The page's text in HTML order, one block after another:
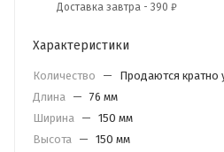
Доставка завтра - 390 ₽
Характеристики
Количество —
Продаются кратно
Длина — 76 мм
Ширина — 150 мм
Высота — 150 мм